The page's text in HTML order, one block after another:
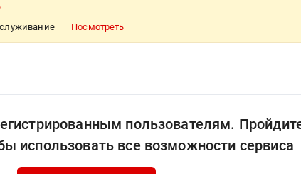
Посмотреть
пользователям.
использовать все возможности сервиса